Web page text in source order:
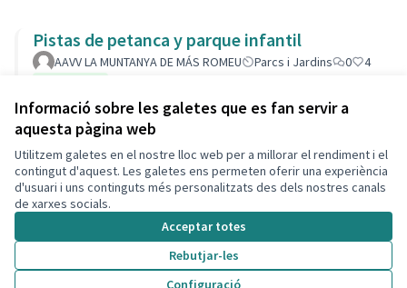
Informació sobre les galetes que es fan servir a
aquesta pàgina web
Utilitzem galetes en el nostre lloc web per a millorar el rendiment i el
contingut d'aquest. Les galetes ens permeten oferir una experiència
d'usuari i uns continguts més personalitzats des dels nostres canals
de xarxes socials.
Acceptar totes
Rebutjar-les
Configuració
Pistas de petanca y parque infantil
AAVV LA MUNTANYA DE MÁS ROMEU Parcs i Jardins 0
4
Termes i condicions d'ús
Configuració de les galetes
Decidim Calafell a X
(Enllaç extern)
Decidim Calafell a Facebook
Decidim Calafell a YouTube
Decidim Calafell a GitHub
(Enllaç extern)
Amb
(Enllaç